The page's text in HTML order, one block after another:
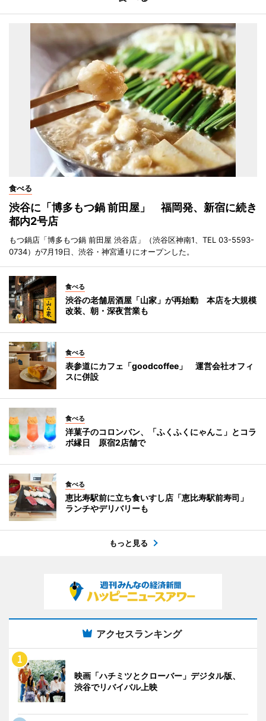
食べる
渋谷に「博多もつ鍋 前田屋」 福岡発、新宿に続き
都内2号店
もつ鍋店「博多もつ鍋 前田屋 渋谷店」（渋谷区神南1、TEL 03-5593-
0734）が7月19日、渋谷・神宮通りにオープンした。
食べる
渋谷の老舗居酒屋「山家」が再始動 本店を大規模
改装、朝・深夜営業も
食べる
表参道にカフェ「goodcoffee」 運営会社オフィ
スに併設
食べる
洋菓子のコロンバン、「ふくふくにゃんこ」とコラ
ボ縁日 原宿2店舗で
食べる
恵比寿駅前に立ち食いすし店「恵比寿駅前寿司」
ランチやデリバリーも
もっと見る
アクセスランキング
映画「ハチミツとクローバー」デジタル版、
渋谷でリバイバル上映